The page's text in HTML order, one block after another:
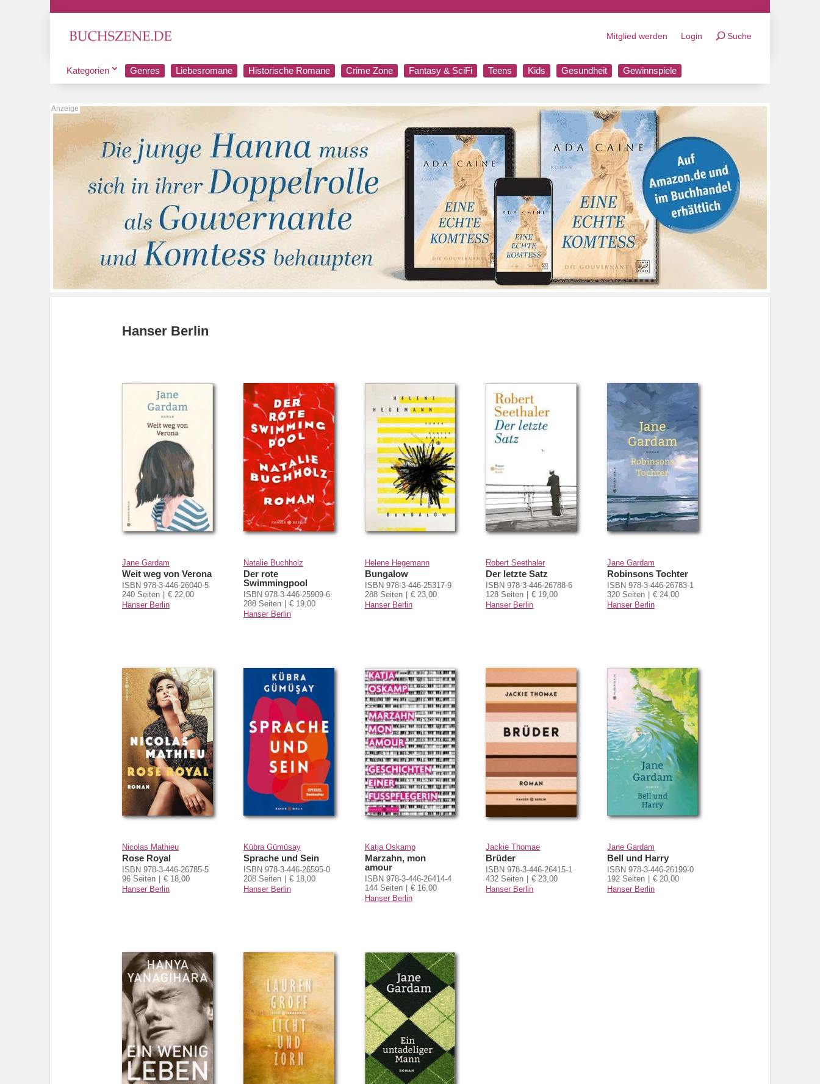
Mitglied werden Login Suche
Kategorien Genres Liebesromane Historische Romane Crime Zone Fantasy & SciFi Teens Kids Gesundheit Gewinnspiele
Hanser Berlin
Jane Gardam
Weit weg von Verona
ISBN 978-3-446-26040-5
240 Seiten
€ 22,00
Hanser Berlin
Natalie Buchholz
Der rote
Swimmingpool
ISBN 978-3-446-25909-6
288 Seiten
€ 19,00
Hanser Berlin
Helene Hegemann
Bungalow
ISBN 978-3-446-25317-9
288 Seiten
€ 23,00
Hanser Berlin
Robert Seethaler
Der letzte Satz
ISBN 978-3-446-26788-6
128 Seiten
€ 19,00
Hanser Berlin
Jane Gardam
Robinsons Tochter
ISBN 978-3-446-26783-1
320 Seiten
€ 24,00
Hanser Berlin
Nicolas Mathieu
Rose Royal
ISBN 978-3-446-26785-5
96 Seiten
€ 18,00
Hanser Berlin
Kübra Gümüsay
Sprache und Sein
ISBN 978-3-446-26595-0
208 Seiten
€ 18,00
Hanser Berlin
Katja Oskamp
Marzahn, mon
amour
ISBN 978-3-446-26414-4
144 Seiten
€ 16,00
Hanser Berlin
Jackie Thomae
Brüder
ISBN 978-3-446-26415-1
432 Seiten
€ 23,00
Hanser Berlin
Jane Gardam
Bell und Harry
ISBN 978-3-446-26199-0
192 Seiten
€ 20,00
Hanser Berlin